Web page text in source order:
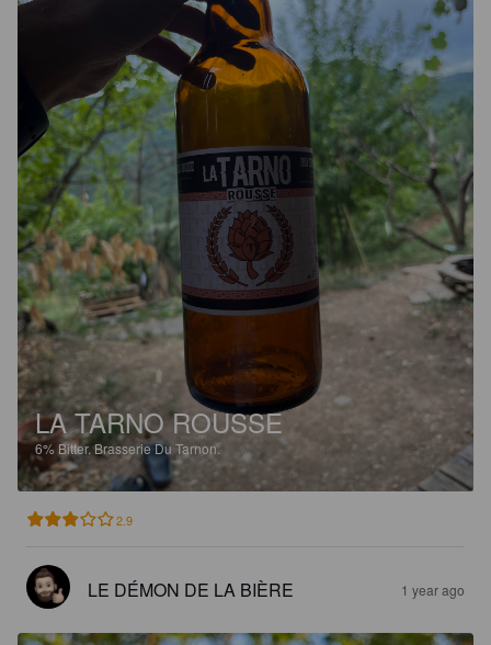
LA TARNO ROUSSE
6%Bitter.Brasserie Du Tarnon.
2.9
LE DÉMON DE LA BIÈRE 1 year ago